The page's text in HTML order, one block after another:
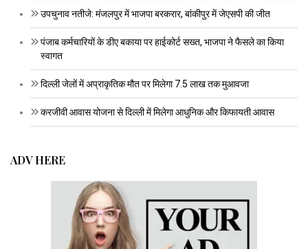
उपचुनाव नतीजे: मंजलपुर में भाजपा बरकरार, बांकीपुर में जेएसपी की जीत
पंजाब कर्मचारियों के डीए बकाया पर हाईकोर्ट सख्त, भाजपा ने फैसले का किया
स्वागत
दिल्ली जेलों में अप्राकृतिक मौत पर मिलेगा 7.5 लाख तक मुआवजा
करजीवी आवास योजना से दिल्ली में मिलेगा आधुनिक और किफायती आवास
ADV HERE